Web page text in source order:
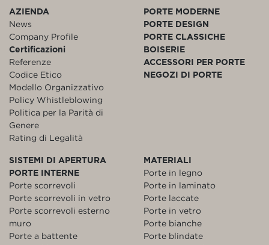
AZIENDA
News
Company Profile
Certificazioni
Referenze
Codice Etico
Modello Organizzativo
Policy Whistleblowing
Politica per la Parità di
Genere
Rating di Legalità
PORTE MODERNE
PORTE DESIGN
PORTE CLASSICHE
BOISERIE
ACCESSORI PER PORTE
NEGOZI DI PORTE
SISTEMI DI APERTURA
PORTE INTERNE
Porte scorrevoli
Porte scorrevoli in vetro
Porte scorrevoli esterno
muro
Porte a battente
MATERIALI
Porte in legno
Porte in laminato
Porte laccate
Porte in vetro
Porte bianche
Porte blindate